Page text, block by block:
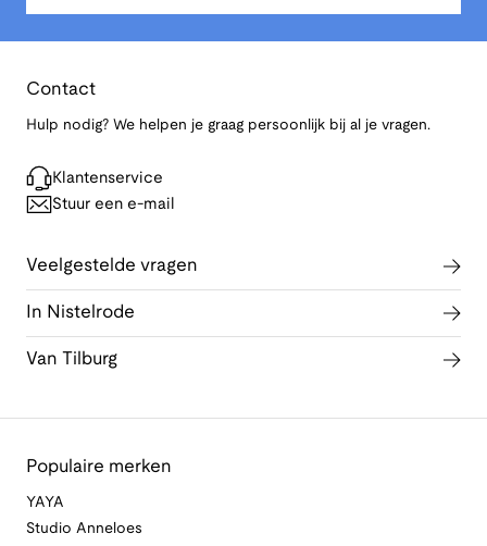
Contact
Hulp nodig? We helpen je graag persoonlijk bij al je vragen.
Klantenservice
Stuur een e-mail
Veelgestelde vragen
In Nistelrode
Van Tilburg
Populaire merken
YAYA
Studio Anneloes